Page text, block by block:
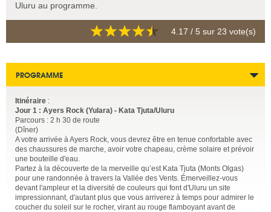
Uluru au programme.
4.17 / 5 sur 23 vote(s)
PROGRAMME
Itinéraire :
Jour 1 : Ayers Rock (Yulara) - Kata Tjuta/Uluru
Parcours : 2 h 30 de route
(Dîner)
A votre arrivée à Ayers Rock, vous devrez être en tenue confortable avec
des chaussures de marche, avoir votre chapeau, crème solaire et prévoir
une bouteille d'eau.
Partez à la découverte de la merveille qu’est Kata Tjuta (Monts Olgas)
pour une randonnée à travers la Vallée des Vents. Émerveillez-vous
devant l'ampleur et la diversité de couleurs qui font d'Uluru un site
impressionnant, d'autant plus que vous arriverez à temps pour admirer le
coucher du soleil sur le rocher, virant au rouge flamboyant avant de